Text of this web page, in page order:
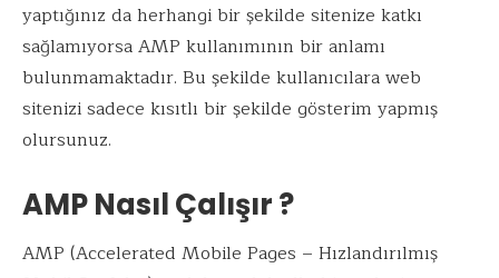
yaptığınız da herhangi bir şekilde sitenize katkı
sağlamıyorsa AMP kullanımının bir anlamı
bulunmamaktadır. Bu şekilde kullanıcılara web
sitenizi sadece kısıtlı bir şekilde gösterim yapmış
olursunuz.
AMP Nasıl Çalışır ?
AMP (Accelerated Mobile Pages – Hızlandırılmış